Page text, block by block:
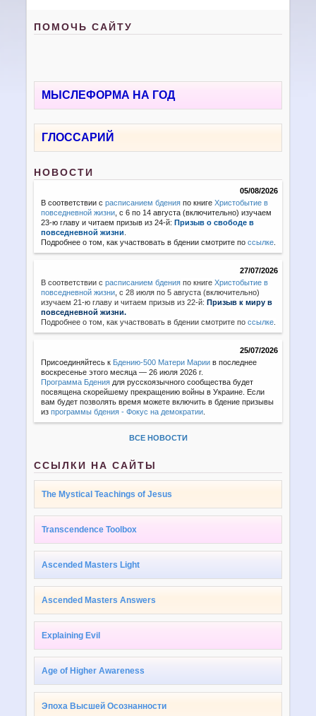
ПОМОЧЬ САЙТУ
МЫСЛЕФОРМА НА ГОД
ГЛОССАРИЙ
НОВОСТИ
05/08/2026
В соответствии срасписанием бдения по книгеХристобытие в
повседневной жизни , с 6 по 14 августа (включительно) изучаем
23-ю главу и читаем призыв из 24-й:Призыв о свободе в
повседневной жизни
Подробнее о том, как участвовать в бдении смотрите поссылке
27/07/2026
В соответствии с расписанием бдения по книгеХристобытие в
повседневной жизни с 28 июля по 5 августа (включительно)
изучаем 21-ю главу и читаем призыв из 22-й:Призыв к миру в
повседневной жизни.
Подробнее о том, как участвовать в бдении смотрите поссылке
25/07/2026
Присоединяйтесь к Бдению-500 Матери Марии в последнее
воскресенье этого месяца — 26 июля 2026 г.
Программа Бдения для русскоязычного сообщества будет
посвящена скорейшему прекращению войны в Украине. Если
вам будет позволять время можете включить в бдение призывы
изпрограммы бдения - Фокус на демократии
ВСЕ НОВОСТИ
ССЫЛКИ НА САЙТЫ
The Mystical Teachings of Jesus
Transcendence Toolbox
Ascended Masters Light
Ascended Masters Answers
Explaining Evil
Age of Higher Awareness
Эпоха Высшей Осознанности